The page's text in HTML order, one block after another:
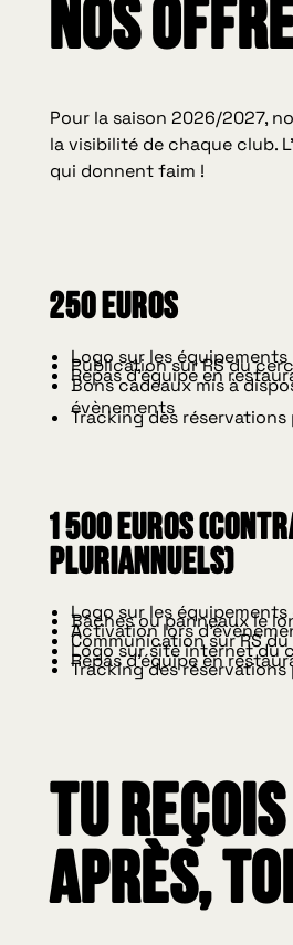
Nos
Pour la saison 2026/2027,
la visibilité de chaque club.
qui donnent faim !
250 euros
Logo sur les équipements
Publication sur RS du
Repas d'équipe en
Bons cadeaux mis à
évènements
Tracking des
1 500 euros
pluriannuels)
Logo sur les
Bâches ou panneaux le
Activation lors
Communication sur RS
Logo sur site internet du
Repas d'équipe en
Tracking des
tu
après,